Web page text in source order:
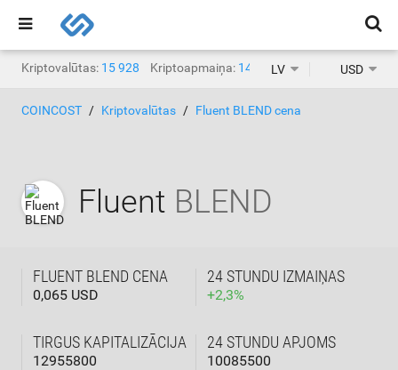
Kriptovalūtas: 15 928 Kriptoapmaiņa: 1471 LV USD
COINCOST Kriptovalūtas Fluent BLEND cena
Fluent BLEND
FLUENT BLEND CENA
0,065 USD
24 STUNDU IZMAIŅAS
+2,3%
TIRGUS KAPITALIZĀCIJA
12955800
24 STUNDU APJOMS
10085500